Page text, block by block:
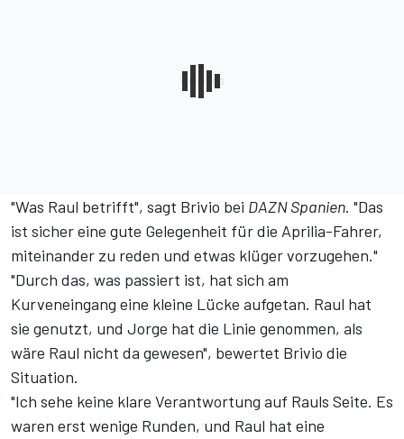
"Was Raul betrifft", sagt Brivio bei DAZN Spanien. "Das
ist sicher eine gute Gelegenheit für die Aprilia-Fahrer,
miteinander zu reden und etwas klüger vorzugehen."
"Durch das, was passiert ist, hat sich am
Kurveneingang eine kleine Lücke aufgetan. Raul hat
sie genutzt, und Jorge hat die Linie genommen, als
wäre Raul nicht da gewesen", bewertet Brivio die
Situation.
"Ich sehe keine klare Verantwortung auf Rauls Seite. Es
waren erst wenige Runden, und Raul hat eine